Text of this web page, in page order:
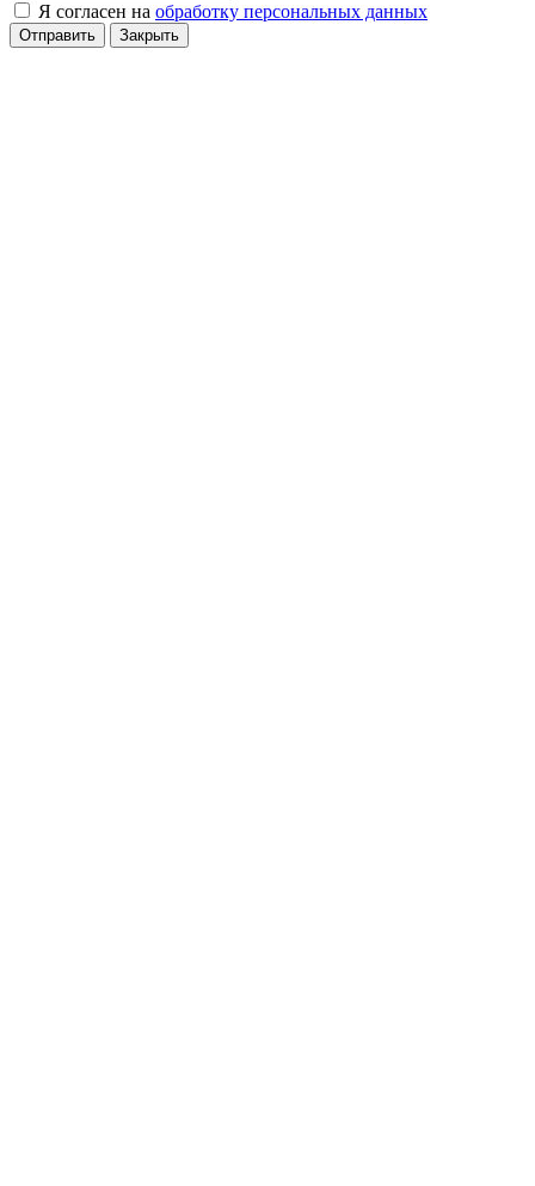
Я согласен на обработку персональных данных
Отправить Закрыть